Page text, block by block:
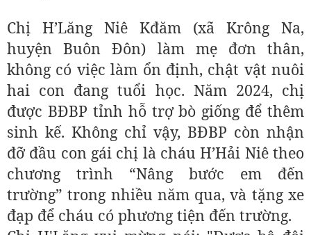
Chị H’Lăng Niê Kđăm (xã Krông Na,
huyện Buôn Đôn) làm mẹ đơn thân,
không có việc làm ổn định, chật vật nuôi
hai con đang tuổi học. Năm 2024, chị
được BĐBP tỉnh hỗ trợ bò giống để thêm
sinh kế. Không chỉ vậy, BĐBP còn nhận
đỡ đầu con gái chị là cháu H’Hải Niê theo
chương trình “Nâng bước em đến
trường” trong nhiều năm qua, và tặng xe
đạp để cháu có phương tiện đến trường.